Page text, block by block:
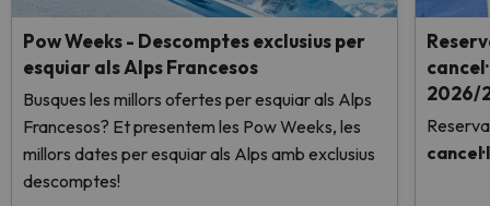
Pow Weeks - Descomptes exclusius per
esquiar als Alps Francesos
Busques les millors ofertes per esquiar als Alps
Francesos? Et presentem les Pow Weeks, les
millors dates per esquiar als Alps amb exclusius
descomptes!
2026/